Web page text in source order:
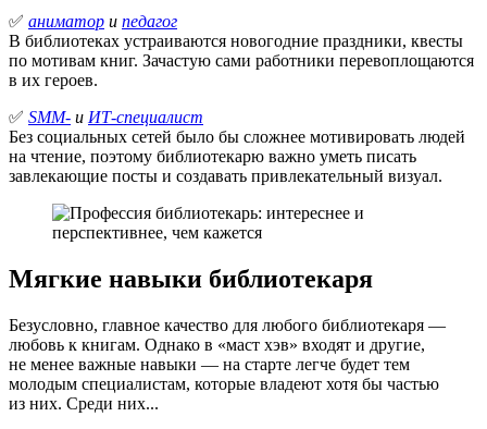
✅ аниматор и педагог
В библиотеках устраиваются новогодние праздники, квесты
по мотивам книг. Зачастую сами работники перевоплощаются
в их героев.
✅ SMM- и ИТ-специалист
Без социальных сетей было бы сложнее мотивировать людей
на чтение, поэтому библиотекарю важно уметь писать
завлекающие посты и создавать привлекательный визуал.
Мягкие навыки библиотекаря
Безусловно, главное качество для любого библиотекаря —
любовь к книгам. Однако в «маст хэв» входят и другие,
не менее важные навыки — на старте легче будет тем
молодым специалистам, которые владеют хотя бы частью
из них. Среди них...